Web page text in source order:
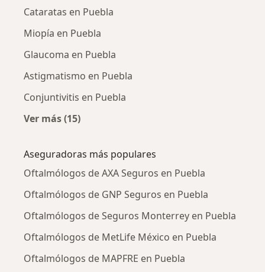
Cataratas en Puebla
Miopía en Puebla
Glaucoma en Puebla
Astigmatismo en Puebla
Conjuntivitis en Puebla
Ver más (15)
Aseguradoras más populares
Oftalmólogos de AXA Seguros en Puebla
Oftalmólogos de GNP Seguros en Puebla
Oftalmólogos de Seguros Monterrey en Puebla
Oftalmólogos de MetLife México en Puebla
Oftalmólogos de MAPFRE en Puebla